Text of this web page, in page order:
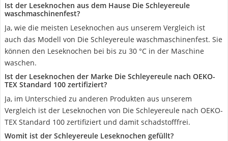
Ist der Leseknochen aus dem Hause Die Schleyereule
waschmaschinenfest?
Ja, wie die meisten Leseknochen aus unserem Vergleich ist
auch das Modell von Die Schleyereule waschmaschinenfest. Sie
können den Leseknochen bei bis zu 30 °C in der Maschine
waschen.
Ist der Leseknochen der Marke Die Schleyereule nach OEKO-
TEX Standard 100 zertifiziert?
Ja, im Unterschied zu anderen Produkten aus unserem
Vergleich ist der Leseknochen von Die Schleyereule nach OEKO-
TEX Standard 100 zertifiziert und damit schadstofffrei.
Womit ist der Schleyereule Leseknochen gefüllt?